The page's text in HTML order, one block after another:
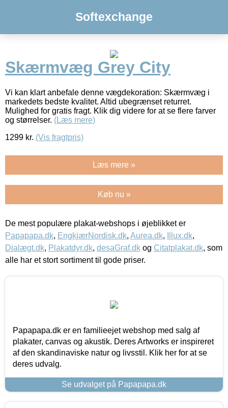
Softexchange
Skærmvæg Grey City
Vi kan klart anbefale denne vægdekoration: Skærmvæg i
markedets bedste kvalitet. Altid ubegrænset returret.
Mulighed for gratis fragt. Klik dig videre for at se flere farver
og størrelser. (Læs mere)
1299 kr. (Vis fragtpris)
Læs mere »
Køb nu »
De mest populære plakat-webshops i øjeblikket er
Papapapa.dk, EngkjærNordisk.dk, Aurea.dk, Illux.dk,
Dialægt.dk, Plakatdyr.dk, desaGraf.dk og Citatplakat.dk, som
alle har et stort sortiment til gode priser.
Papapapa.dk er en familieejet webshop med salg af
plakater, canvas og akustik. Deres Artworks er inspireret
af den skandinaviske natur og livsstil. Klik her for at se
deres udvalg.
Se udvalget på Papapapa.dk